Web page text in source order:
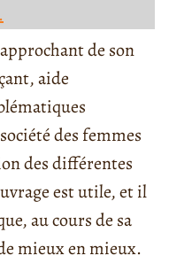
de son
aide
des femmes
des différentes
est utile, et il
au cours de sa
mieux en mieux.